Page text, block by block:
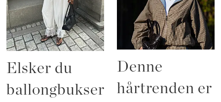
Elsker du
ballongbukser?
Denne
hårtrenden er